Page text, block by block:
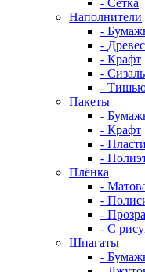
- Сетка
Наполнители
-
-
- Крафт
- Сизаль
-
Пакеты
-
- Крафт
-
-
Плёнка
-
-
-
- С
Шпагаты
-